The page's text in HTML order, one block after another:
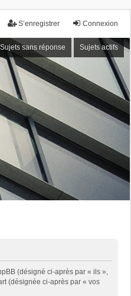
Connexion
S’enregistrer
Sujets sans réponse Sujets actifs
(désigné ci-après par « ils »,
(désignée ci-après par « vos